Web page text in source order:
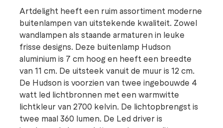
Artdelight heeft een ruim assortiment moderne
buitenlampen van uitstekende kwaliteit. Zowel
wandlampen als staande armaturen in leuke
frisse designs. Deze buitenlamp Hudson
aluminium is 7 cm hoog en heeft een breedte
van 11 cm. De uitsteek vanuit de muur is 12 cm.
De Hudson is voorzien van twee ingebouwde 4
watt led lichtbronnen met een warmwitte
lichtkleur van 2700 kelvin. De lichtopbrengst is
twee maal 360 lumen. De Led driver is